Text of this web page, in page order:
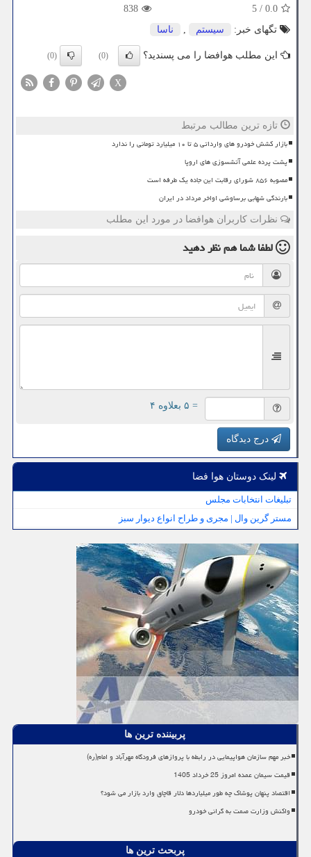
0.0
/
5
838
تگهای خبر:
سیستم , ناسا
این مطلب هوافضا را می پسندید؟ (0)
(0)
X
تازه ترین مطالب مرتبط
بازار کشش خودرو های وارداتی ۵ تا ۱۰ میلیارد تومانی را ندارد
پشت پرده علمی آتشسوزی های اروپا
مصوبه ۸۵۶ شورای رقابت این جاده یک طرفه است
بارندگی شهابی برساوشی اواخر مرداد در ایران
نظرات کاربران هوافضا در مورد این مطلب
لطفا شما همنظر دهید
= ۵ بعلاوه ۴
درج دیدگاه
لینک دوستان هوا فضا
تبلیغات انتخابات مجلس
مستر گرین وال | مجری و طراح انواع دیوار سبز
پربیننده ترین ها
خبر مهم سازمان هواپیمایی در رابطه با پروازهای فرودگاه مهرآباد و امام(ره)
قیمت سیمان عمده امروز 25 خرداد 1405
اقتصاد پنهان پوشاک چه طور میلیاردها دلار قاچاق وارد بازار می شود؟
واکنش وزارت صمت به گرانی خودرو
پربحث ترین ها